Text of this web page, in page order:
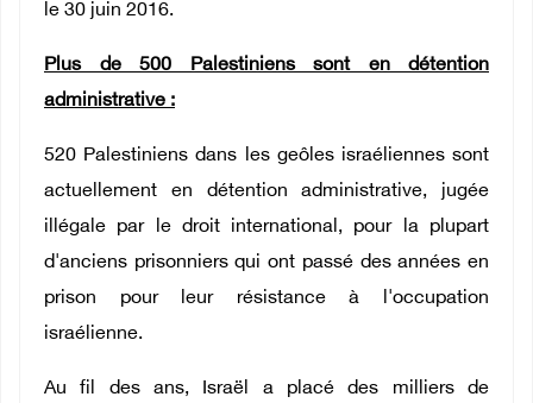
le 30 juin 2016.
Plus de 500 Palestiniens sont en détention
administrative :
520 Palestiniens dans les geôles israéliennes sont
actuellement en détention administrative, jugée
illégale par le droit international, pour la plupart
d'anciens prisonniers qui ont passé des années en
prison pour leur résistance à l'occupation
israélienne.
Au fil des ans, Israël a placé des milliers de